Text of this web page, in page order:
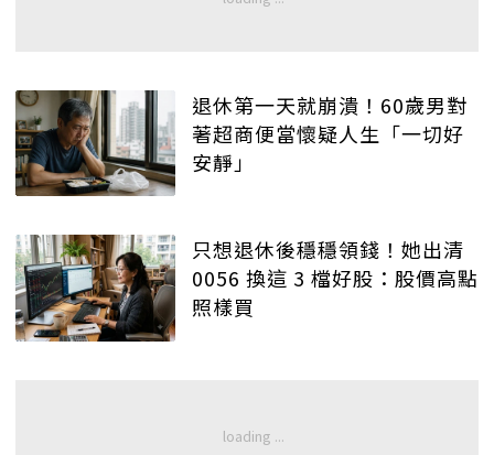
退休第一天就崩潰！60歲男對
著超商便當懷疑人生「一切好
安靜」
只想退休後穩穩領錢！她出清
0056 換這 3 檔好股：股價高點
照樣買